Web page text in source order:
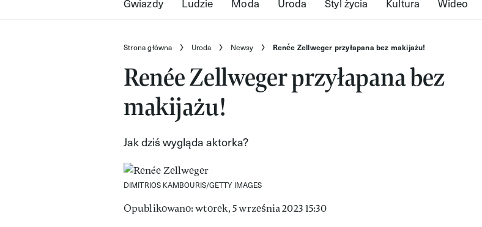
Strona główna Uroda Newsy Renée Zellweger przyłapana bez makijażu!
Renée Zellweger przyłapana bez
makijażu!
Jak dziś wygląda aktorka?
DIMITRIOS KAMBOURIS/GETTY IMAGES
Opublikowano: wtorek, 5 września 2023 15:30